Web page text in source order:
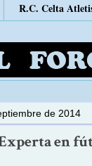
R.C. Celta
de 2014
en